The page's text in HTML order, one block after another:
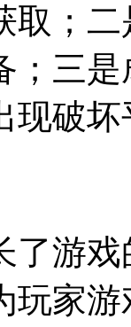
取；
；三
现破
了游
玩家